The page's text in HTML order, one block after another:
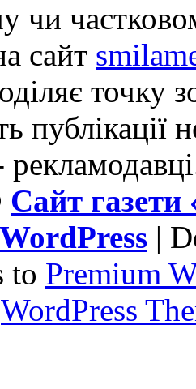
чи
сайт
точку
публікації
Сайт
WordPress |
to Premium
WordPress